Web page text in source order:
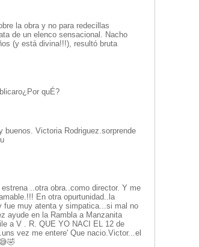
la obra y no para redecillas
de un elenco sensacional. Nacho
(y está divina!!!), resultó bruta
quÉ?
buenos. Victoria Rodriguez.sorprende
..otra obra..como director. Y me
En otra opurtunidad..la
fue muy atenta y simpatica...si mal no
ayude en la Rambla a Manzanita
a V . R. QUE YO NACI EL 12 de
vez me entere' Que nacio.Victor...el